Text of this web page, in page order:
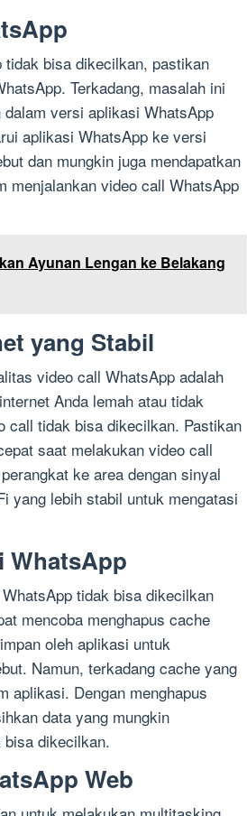
tidak bisa dikecilkan, pastikan
Terkadang, masalah ini
versi aplikasi WhatsApp
aplikasi WhatsApp ke versi
dan mungkin juga mendapatkan
menjalankan video call WhatsApp
Ayunan Lengan ke Belakang
yang Stabil
video call WhatsApp adalah
Anda lemah atau tidak
call tidak bisa dikecilkan. Pastikan
saat melakukan video call
ke area dengan sinyal
yang lebih stabil untuk mengatasi
WhatsApp
tidak bisa dikecilkan
mencoba menghapus cache
oleh aplikasi untuk
Namun, terkadang cache yang
aplikasi. Dengan menghapus
data yang mungkin
bisa dikecilkan.
Web